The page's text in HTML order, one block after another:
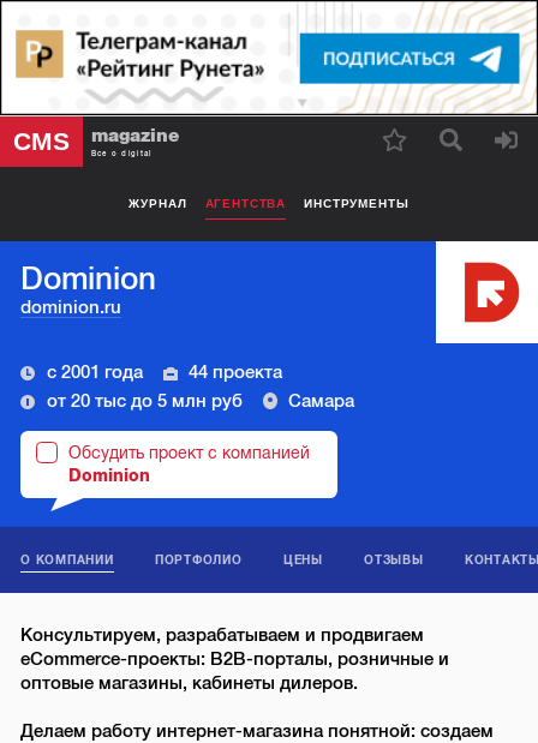
CMS magazine
Все о digital
ЖУРНАЛ АГЕНТСТВА ИНСТРУМЕНТЫ
Dominion
dominion.ru
с 2001 года
44 проекта
от 20 тыс до 5 млн руб
Самара
Обсудить проект с компанией
Dominion
О КОМПАНИИ ПОРТФОЛИО ЦЕНЫ ОТЗЫВЫ
Консультируем, разрабатываем и продвигаем
eCommerce-проекты: B2B-порталы, розничные и
оптовые магазины, кабинеты дилеров.
Делаем работу интернет-магазина понятной: создаем